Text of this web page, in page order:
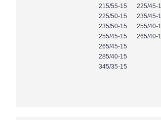
215/55-15
225/45-
225/50-15
235/45-
235/50-15
255/40-
255/45-15
265/40-
265/45-15
285/40-15
345/35-15